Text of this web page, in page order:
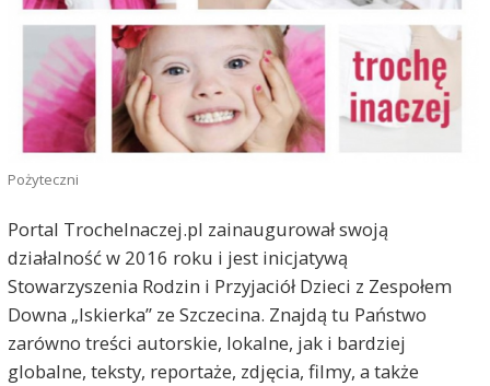
Pożyteczni
Portal TrocheInaczej.pl zainaugurował swoją
działalność w 2016 roku i jest inicjatywą
Stowarzyszenia Rodzin i Przyjaciół Dzieci z Zespołem
Downa „Iskierka” ze Szczecina. Znajdą tu Państwo
zarówno treści autorskie, lokalne, jak i bardziej
globalne, teksty, reportaże, zdjęcia, filmy, a także